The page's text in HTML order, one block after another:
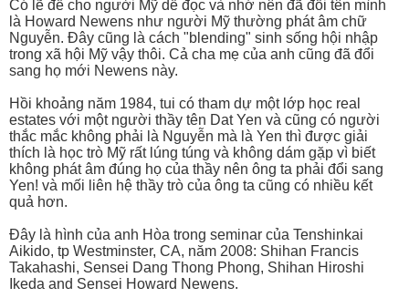
Có lẽ để cho người Mỹ dễ đọc và nhớ nên đã đổi tên mình
là Howard Newens như người Mỹ thường phát âm chữ
Nguyễn. Đây cũng là cách "blending" sinh sống hội nhập
trong xã hội Mỹ vậy thôi. Cả cha mẹ của anh cũng đã đổi
sang họ mới Newens này.
Hồi khoảng năm 1984, tui có tham dự một lớp học real
estates với một người thầy tên Dat Yen và cũng có người
thắc mắc không phải là Nguyễn mà là Yen thì được giải
thích là học trò Mỹ rất lúng túng và không dám gặp vì biết
không phát âm đúng họ của thầy nên ông ta phải đổi sang
Yen! và mối liên hệ thầy trò của ông ta cũng có nhiều kết
quả hơn.
Đây là hình của anh Hòa trong seminar của Tenshinkai
Aikido, tp Westminster, CA, năm 2008: Shihan Francis
Takahashi, Sensei Dang Thong Phong, Shihan Hiroshi
Ikeda and Sensei Howard Newens.